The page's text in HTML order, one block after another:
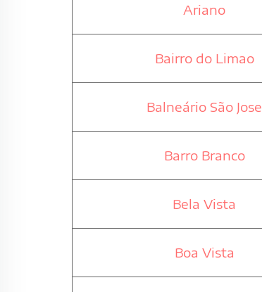
Ariano
Bairro do Limao
Balneário São Jose
Barro Branco
Bela Vista
Boa Vista